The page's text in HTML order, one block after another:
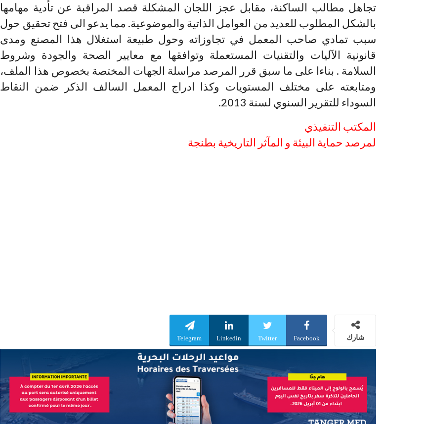
تجاهل مطالب الساكنة، مقابل عجز اللجان المشكلة قصد المراقبة عن تأدية مهامها
بالشكل المطلوب للعديد من العوامل الذاتية والموضوعية. مما يدعو الى فتح تحقيق حول
سبب تمادي صاحب المعمل في تجاوزاته وحول طبيعة استغلال هذا المصنع ومدى
قانونية الآليات والتقنيات المستعملة وتوافقها مع معايير الصحة والجودة وشروط
السلامة . بناءا على ما سبق قرر المرصد مراسلة الجهات المختصة بخصوص هذا الملف،
ومتابعته على مختلف المستويات وكذا ادراج المعمل السالف الذكر ضمن النقاط
السوداء للتقرير السنوي لسنة 2013.
المكتب التنفيذي
لمرصد حماية البيئة و المآثر التاريخية بطنجة
شارك Facebook
Twitter
Linkedin
Telegram